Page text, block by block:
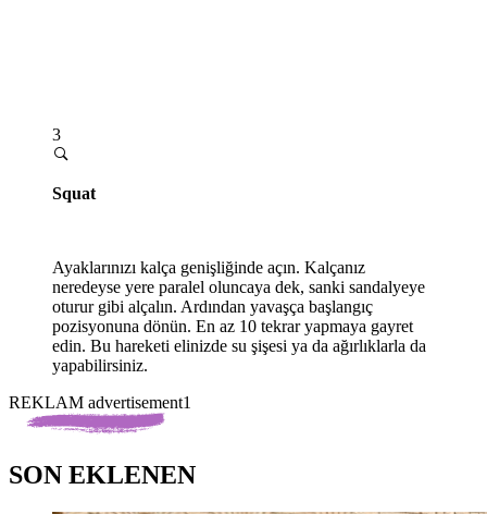
3
Squat
Ayaklarınızı kalça genişliğinde açın. Kalçanız
neredeyse yere paralel oluncaya dek, sanki sandalyeye
oturur gibi alçalın. Ardından yavaşça başlangıç
pozisyonuna dönün. En az 10 tekrar yapmaya gayret
edin. Bu hareketi elinizde su şişesi ya da ağırlıklarla da
yapabilirsiniz.
REKLAM advertisement1
SON EKLENEN